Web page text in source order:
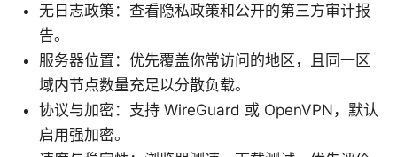
无日志政策：查看隐私政策和公开的第三方审计报
告。
服务器位置：优先覆盖你常访问的地区，且同一区
域内节点数量充足以分散负载。
协议与加密：支持 WireGuard 或 OpenVPN，默认
启用强加密。